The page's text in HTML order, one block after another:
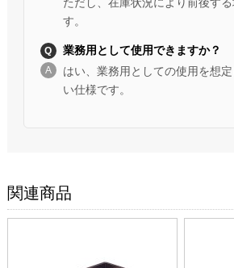
す。
業務用として使用できますか？
はい、業務用としての使用を想
い仕様です。
関連商品